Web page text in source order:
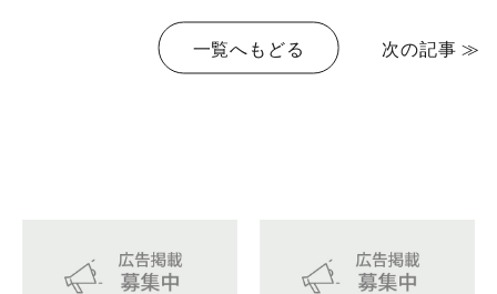
一覧へもどる 次の記事 ≫